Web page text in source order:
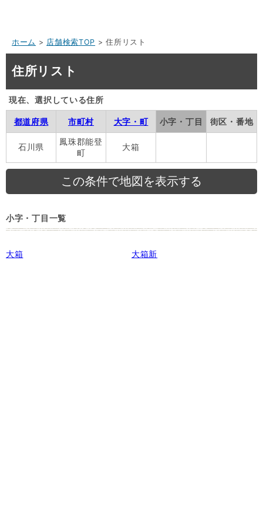
ホーム > 店舗検索TOP > 住所リスト
住所リスト
現在、選択している住所
都道府県 市町村 大字・町 小字・丁目 街区・番地
石川県
鳳珠郡能登
町
大箱
小字・丁目一覧
大箱 大箱新